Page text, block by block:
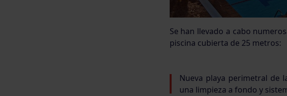
Se han llevado a cabo
piscina cubierta de 25 metros:
Nueva playa perimetral de
una limpieza a fondo y